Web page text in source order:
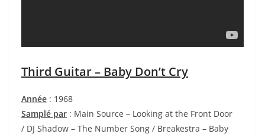
Third Guitar – Baby Don’t Cry
Année : 1968
Samplé par : Main Source – Looking at the Front Door
/ DJ Shadow – The Number Song / Breakestra – Baby